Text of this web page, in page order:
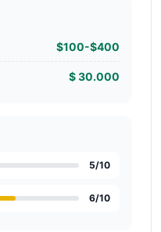
$100-$400
$ 30.000
5/10
6/10